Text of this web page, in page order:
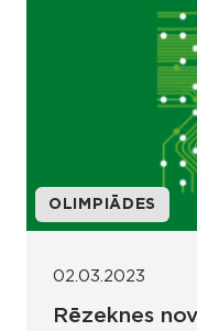
OLIMPIĀDES
02.03.2023
Rēzeknes